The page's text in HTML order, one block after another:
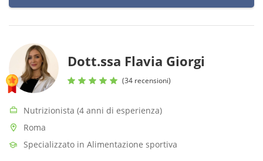
Dott.ssa Flavia Giorgi
(34 recensioni)
Nutrizionista (4 anni di esperienza)
Roma
Specializzato in Alimentazione sportiva